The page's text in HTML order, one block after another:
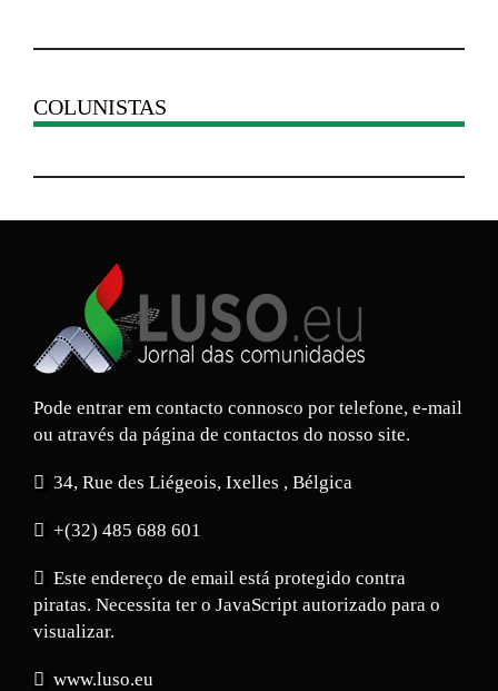
COLUNISTAS
Pode entrar em contacto connosco por telefone, e-mail
ou através da página de contactos do nosso site.
34, Rue des Liégeois, Ixelles , Bélgica
+(32) 485 688 601
Este endereço de email está protegido contra
piratas. Necessita ter o JavaScript autorizado para o
visualizar.
www.luso.eu